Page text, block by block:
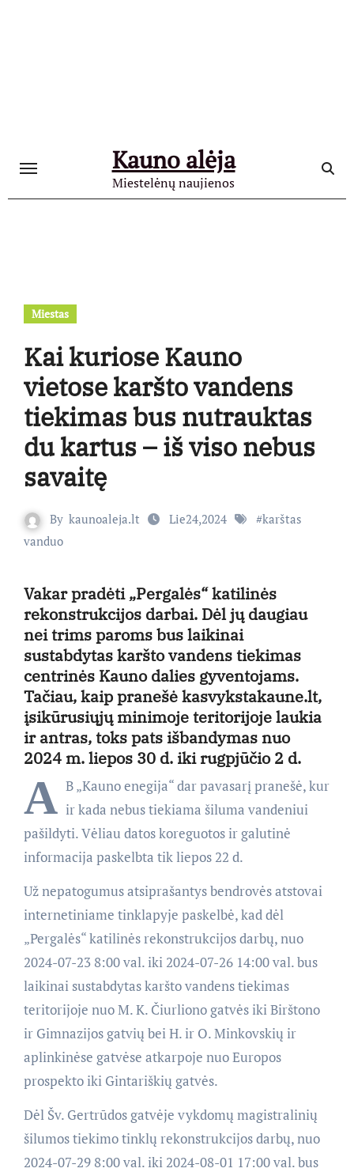
Kauno alėja
Miestelėnų naujienos
Miestas
Kai kuriose Kauno
vietose karšto vandens
tiekimas bus nutrauktas
du kartus – iš viso nebus
savaitę
By kaunoaleja.lt Lie24,2024 #karštas
vanduo
Vakar pradėti „Pergalės“ katilinės
rekonstrukcijos darbai. Dėl jų daugiau
nei trims paroms bus laikinai
sustabdytas karšto vandens tiekimas
centrinės Kauno dalies gyventojams.
Tačiau, kaip pranešė kasvykstakaune.lt,
įsikūrusiųjų minimoje teritorijoje laukia
ir antras, toks pats išbandymas nuo
2024 m. liepos 30 d. iki rugpjūčio 2 d.
A B „Kauno enegija“ dar pavasarį pranešė, kur
ir kada nebus tiekiama šiluma vandeniui
pašildyti. Vėliau datos koreguotos ir galutinė
informacija paskelbta tik liepos 22 d.
Už nepatogumus atsiprašantys bendrovės atstovai
internetiniame tinklapyje paskelbė, kad dėl
„Pergalės“ katilinės rekonstrukcijos darbų, nuo
2024-07-23 8:00 val. iki 2024-07-26 14:00 val. bus
laikinai sustabdytas karšto vandens tiekimas
teritorijoje nuo M. K. Čiurliono gatvės iki Birštono
ir Gimnazijos gatvių bei H. ir O. Minkovskių ir
aplinkinėse gatvėse atkarpoje nuo Europos
prospekto iki Gintariškių gatvės.
Dėl Šv. Gertrūdos gatvėje vykdomų magistralinių
šilumos tiekimo tinklų rekonstrukcijos darbų, nuo
2024-07-29 8:00 val. iki 2024-08-01 17:00 val. bus